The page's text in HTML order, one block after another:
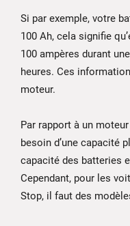
Si par exemple, votre
100 Ah, cela signifie
100 ampères durant
heures. Ces
moteur.
Par rapport à un
besoin d’une capacité
capacité des batteries
Cependant, pour les
Stop, il faut des